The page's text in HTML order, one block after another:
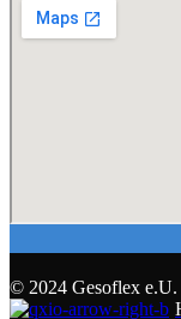
© 2024 Gesoflex